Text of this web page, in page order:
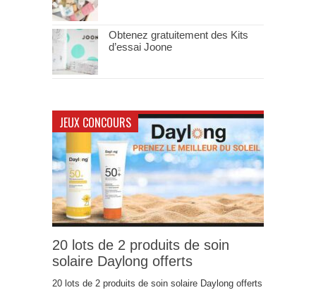
Obtenez gratuitement des Kits
d’essai Joone
JEUX CONCOURS
20 lots de 2 produits de soin
solaire Daylong offerts
20 lots de 2 produits de soin solaire Daylong offerts